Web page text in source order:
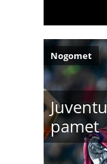
pamet
Nogomet